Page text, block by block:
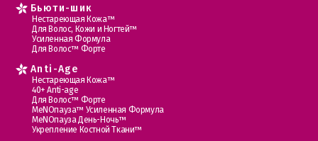
Бьюти-шик
Нестареющая Кожа™
Для Волос, Кожи и Ногтей™
Усиленная Формула
Для Волос™ Форте
Anti-Age
Нестареющая Кожа™
40+ Anti-age
Для Волос™ Форте
МеNOпауза™ Усиленная Формула
МеNOпауза День-Ночь™
Укрепление Костной Ткани™